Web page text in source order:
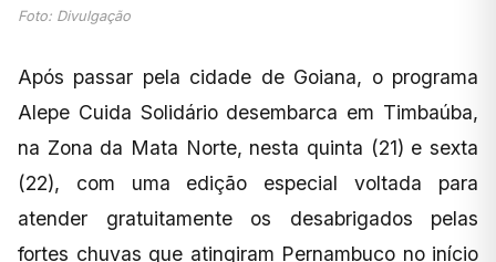
Foto: Divulgação
Após passar pela cidade de Goiana, o programa
Alepe Cuida Solidário desembarca em Timbaúba,
na Zona da Mata Norte, nesta quinta (21) e sexta
(22), com uma edição especial voltada para
atender gratuitamente os desabrigados pelas
fortes chuvas que atingiram Pernambuco no início